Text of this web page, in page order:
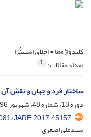
کلیدواژه‌ها =اخلاق اسپینُزا
تعداد مقالات: 1
ساختار فرد و جهان و نقش آن
دوره 13، شماره 48، شهریور 1396، صفحه
JARE.2017.45157.
سیدعلی اصغری